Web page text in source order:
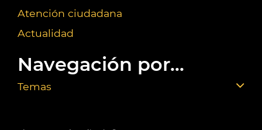
Atención ciudadana
Actualidad
Navegación por...
Temas